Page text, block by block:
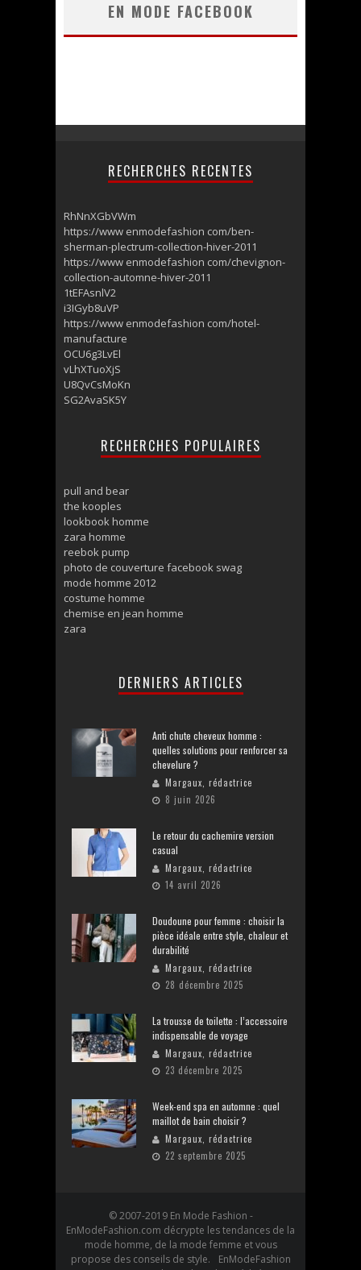
EN MODE FACEBOOK
RECHERCHES RECENTES
RhNnXGbVWm
https://www enmodefashion com/ben-
sherman-plectrum-collection-hiver-2011
https://www enmodefashion com/chevignon-
collection-automne-hiver-2011
1tEFAsnlV2
i3IGyb8uVP
https://www enmodefashion com/hotel-
manufacture
OCU6g3LvEl
vLhXTuoXjS
U8QvCsMoKn
SG2AvaSK5Y
RECHERCHES POPULAIRES
pull and bear
the kooples
lookbook homme
zara homme
reebok pump
photo de couverture facebook swag
mode homme 2012
costume homme
chemise en jean homme
zara
DERNIERS ARTICLES
Anti chute cheveux homme :
quelles solutions pour renforcer sa
chevelure ?
Margaux, rédactrice
8 juin 2026
Le retour du cachemire version
casual
Margaux, rédactrice
14 avril 2026
Doudoune pour femme : choisir la
pièce idéale entre style, chaleur et
durabilité
Margaux, rédactrice
28 décembre 2025
La trousse de toilette : l’accessoire
indispensable de voyage
Margaux, rédactrice
23 décembre 2025
Week-end spa en automne : quel
maillot de bain choisir ?
Margaux, rédactrice
22 septembre 2025
© 2007-2019 En Mode Fashion -
EnModeFashion.com décrypte les tendances de la
mode homme, de la mode femme et vous
propose des conseils de style. EnModeFashion